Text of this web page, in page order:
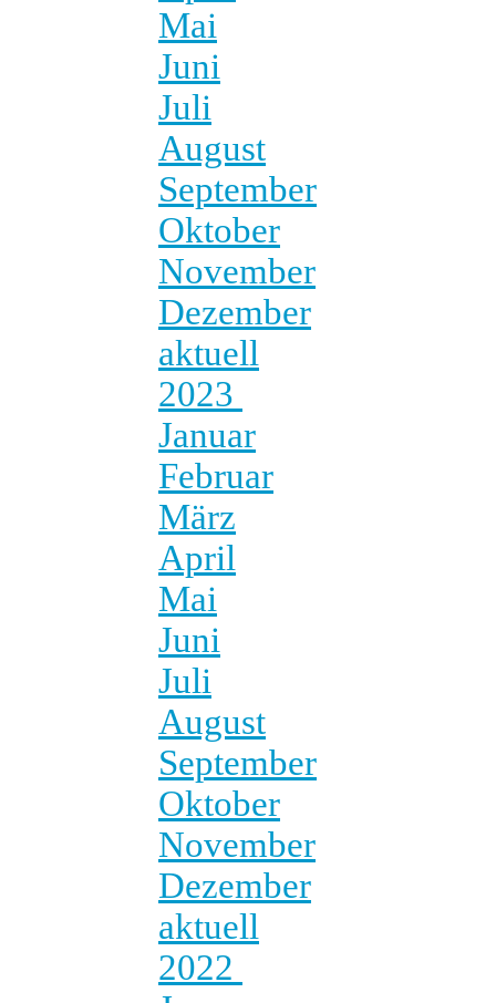
Mai
Juni
Juli
August
September
Oktober
November
Dezember
aktuell
2023
Januar
Februar
März
April
Mai
Juni
Juli
August
September
Oktober
November
Dezember
aktuell
2022